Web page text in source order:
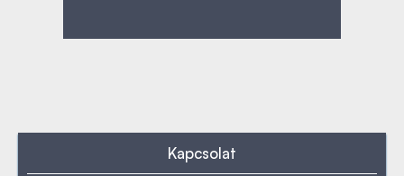
Kapcsolat